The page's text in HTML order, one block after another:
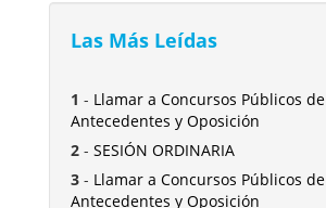
Las Más Leídas
1 - Llamar a Concursos Públicos de
Antecedentes y Oposición
2 - SESIÓN ORDINARIA
3 - Llamar a Concursos Públicos de
Antecedentes y Oposición